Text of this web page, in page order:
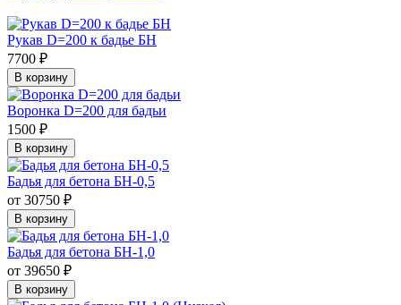
Рукав D=200 к бадье БН
7700 ₽
В корзину
Воронка D=200 для бадьи
1500 ₽
В корзину
Бадья для бетона БН-0,5
от 30750 ₽
В корзину
Бадья для бетона БН-1,0
от 39650 ₽
В корзину